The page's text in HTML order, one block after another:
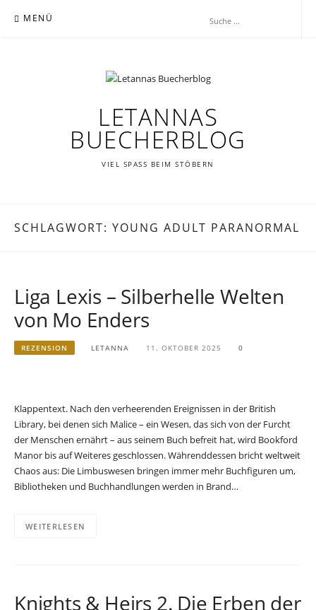
Inhalt MENÜ
LETANNAS
BUECHERBLOG
VIEL SPASS BEIM STÖBERN
SCHLAGWORT: YOUNG ADULT PARANORMAL
Liga Lexis – Silberhelle Welten
von Mo Enders
REZENSION LETANNA 11. OKTOBER 2025 0
Klappentext. Nach den verheerenden Ereignissen in der British
Library, bei denen sich Malice – ein Wesen, das sich von der Furcht
der Menschen ernährt – aus seinem Buch befreit hat, wird Bookford
Manor bis auf Weiteres geschlossen. Währenddessen bricht weltweit
Chaos aus: Die Limbuswesen bringen immer mehr Buchfiguren um,
Bibliotheken und Buchhandlungen werden in Brand…
WEITERLESEN
Knights & Heirs 2. Die Erben der